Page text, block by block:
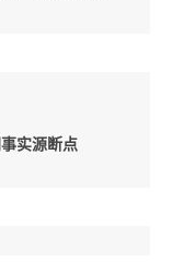
实源断点